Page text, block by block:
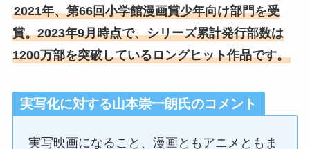
2021年、第66回小学館漫画賞少年向け部門を受
賞。2023年9月時点で、シリーズ累計発行部数は
1200万部を突破しているロングヒット作品です。
実写化に対する山本崇一朗氏のコメント
実写映画になること、漫画ともアニメともま